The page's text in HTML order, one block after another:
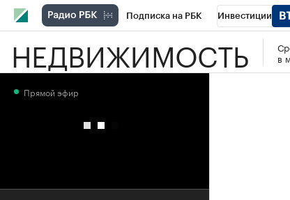
Подписка на РБК Инвестиции
РБК Вино Спорт Школа
НЕДВИЖИМОСТЬ
в
Прямой эфир